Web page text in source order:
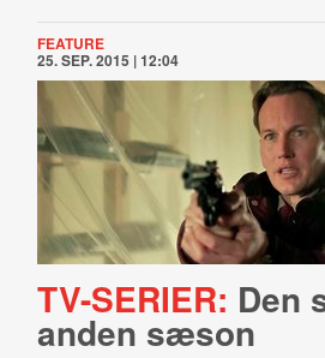
FEATURE
25. SEP. 2015 | 12:04
TV-SERIER: Den
anden sæson